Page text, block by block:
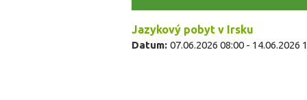
Jazykový pobyt v Irsku
Datum: 07.06.2026 08:00 - 14.06.2026